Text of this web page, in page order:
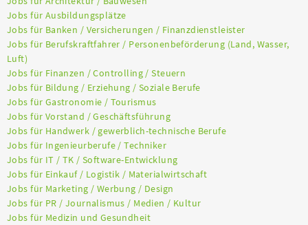
Jobs für Ausbildungsplätze
Jobs für Banken / Versicherungen / Finanzdienstleister
Jobs für Berufskraftfahrer / Personenbeförderung (Land, Wasser,
Luft)
Jobs für Finanzen / Controlling / Steuern
Jobs für Bildung / Erziehung / Soziale Berufe
Jobs für Gastronomie / Tourismus
Jobs für Vorstand / Geschäftsführung
Jobs für Handwerk / gewerblich-technische Berufe
Jobs für Ingenieurberufe / Techniker
Jobs für IT / TK / Software-Entwicklung
Jobs für Einkauf / Logistik / Materialwirtschaft
Jobs für Marketing / Werbung / Design
Jobs für PR / Journalismus / Medien / Kultur
Jobs für Medizin und Gesundheit